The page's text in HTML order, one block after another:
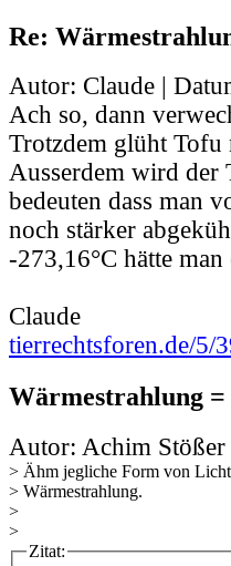
Re:
Autor: Claude |
Ach so, dann
Trotzdem glüht
Ausserdem wird der
bedeuten dass man
noch stärker
-273,16°C hätte
Claude
tierrechtsforen.de/5/
Wärmestrahlung
Autor: Achim Stößer
> Ähm jegliche Form von
> Wärmestrahlung.
>
>
Zitat: